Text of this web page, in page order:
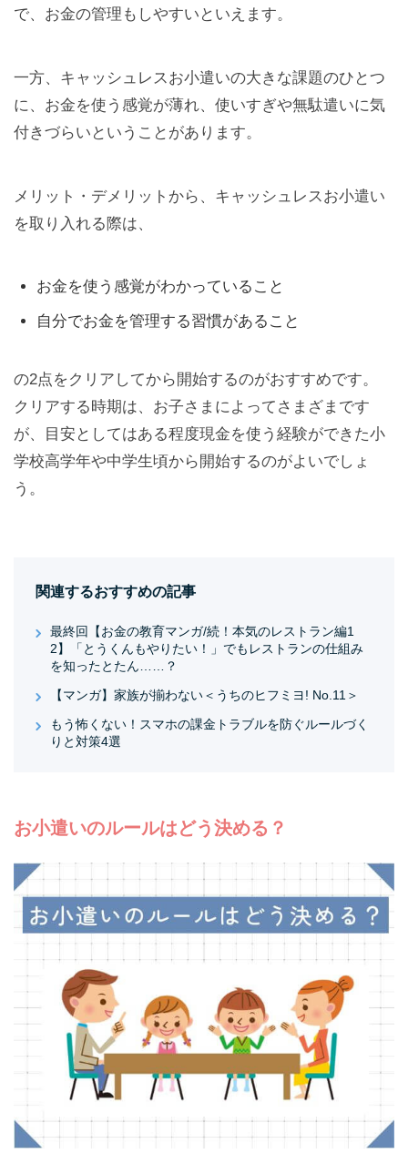
で、お金の管理もしやすいといえます。
一方、キャッシュレスお小遣いの大きな課題のひとつ
に、お金を使う感覚が薄れ、使いすぎや無駄遣いに気
付きづらいということがあります。
メリット・デメリットから、キャッシュレスお小遣い
を取り入れる際は、
お金を使う感覚がわかっていること
自分でお金を管理する習慣があること
の2点をクリアしてから開始するのがおすすめです。
クリアする時期は、お子さまによってさまざまです
が、目安としてはある程度現金を使う経験ができた小
学校高学年や中学生頃から開始するのがよいでしょ
う。
関連するおすすめの記事
最終回【お金の教育マンガ/続！本気のレストラン編1
2】「とうくんもやりたい！」でもレストランの仕組み
を知ったとたん……？
【マンガ】家族が揃わない＜うちのヒフミヨ! No.11＞
もう怖くない！スマホの課金トラブルを防ぐルールづく
りと対策4選
お小遣いのルールはどう決める？